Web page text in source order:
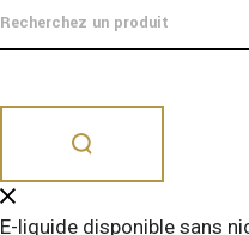
Dangereux. Respecter les
E-liquide disponible sans